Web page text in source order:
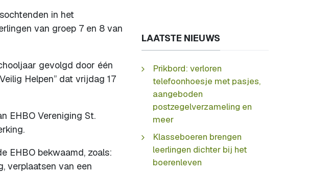
in het
van groep 7 en 8 van
gevolgd door één
Helpen” dat vrijdag 17
EHBO Vereniging St.
EHBO bekwaamd, zoals:
verplaatsen van een
LAATSTE NIEUWS
Prikbord: verloren
telefoonhoesje met pasjes,
aangeboden
postzegelverzameling en
meer
Klasseboeren brengen
leerlingen dichter bij het
boerenleven